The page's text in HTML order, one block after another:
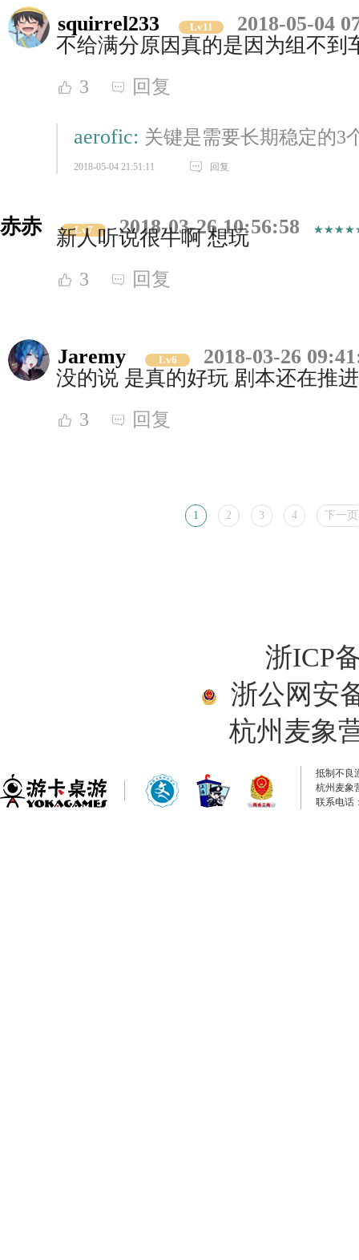
squirrel233 Lv11
2018-05-04
不给满分原因真的是因为组不
3 回复
aerofic: 关键是需要长期稳定的3
2018-05-04 21:51:11 回复
赤赤 Lv7 2018-03-26 10:56:58
新人听说很牛啊 想玩
3 回复
Jaremy Lv6
2018-03-26
没的说 是真的好玩 剧本还在推
3 回复
1 2 3 4 下一页
浙ICP
浙公网安
杭州麦象
抵制不良
杭州麦象
联系电话